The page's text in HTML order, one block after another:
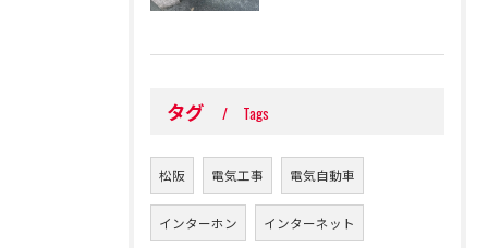
タグ Tags
松阪 電気工事 電気自動車
インターホン インターネット